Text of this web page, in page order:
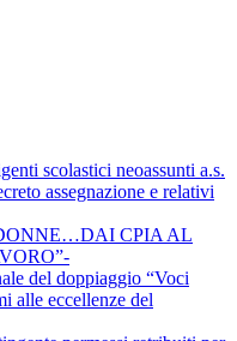
scolastici neoassunti a.s.
assegnazione e relativi
CPIA AL
del doppiaggio “Voci
alle eccellenze del